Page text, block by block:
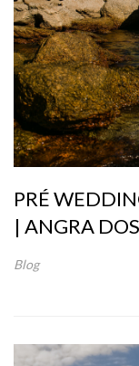
PRÉ
| ANGRA
Blog